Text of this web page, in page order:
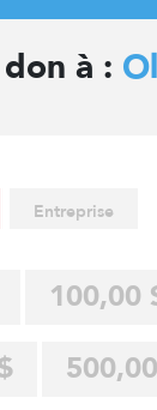
à :
Entreprise
100,00